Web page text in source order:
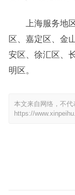
上海服务地区
区、嘉定区、金
安区、徐汇区、
明区。
本文来自网络，不代
https://